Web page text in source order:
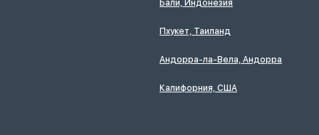
Бали, Индонезия
Пхукет, Таиланд
Андорра-ла-Вела, Андорра
Калифорния, США